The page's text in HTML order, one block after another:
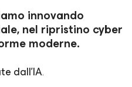
innovando
nel ripristino cyber
moderne.
dall'IA.